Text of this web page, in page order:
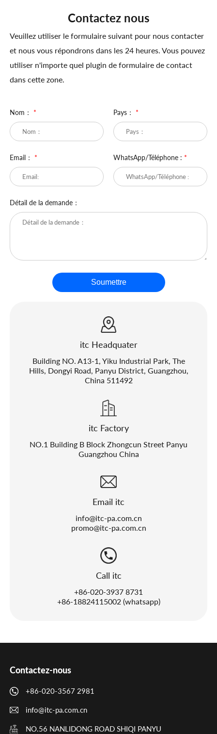
Contactez nous
Veuillez utiliser le formulaire suivant pour nous contacter
et nous vous répondrons dans les 24 heures. Vous pouvez
utiliser n'importe quel plugin de formulaire de contact
dans cette zone.
Nom： * Pays： *
Email： * WhatsApp/Téléphone : *
Détail de la demande：
Soumettre
itc Headquater
Building NO. A13-1, Yiku Industrial Park, The
Hills, Dongyi Road, Panyu District, Guangzhou,
China 511492
itc Factory
NO.1 Building B Block Zhongcun Street Panyu
Guangzhou China
Email itc
info@itc-pa.com.cn
promo@itc-pa.com.cn
Call itc
+86-020-3937 8731
+86-18824115002 (whatsapp)
Contactez-nous
+86-020-3567 2981
info@itc-pa.com.cn
NO.56 NANLIDONG ROAD SHIQI PANYU